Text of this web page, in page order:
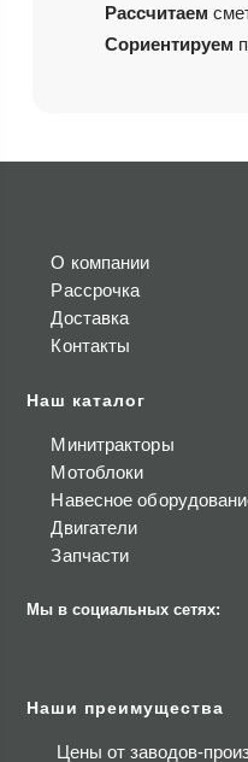
Рассчитаем
Сориентируем
О компании
Рассрочка
Доставка
Контакты
Наш каталог
Минитракторы
Мотоблоки
Навесное
Двигатели
Запчасти
Мы в социальных сетях:
Наши преимущества
Цены от заводов-